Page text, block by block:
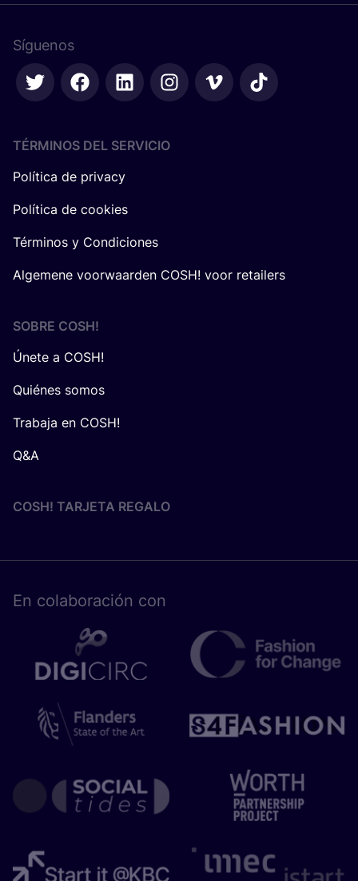
Síguenos
TÉRMINOS DEL SERVICIO
Política de privacy
Política de cookies
Términos y Condiciones
Algemene voorwaarden COSH! voor retailers
SOBRE COSH!
Únete a COSH!
Quiénes somos
Trabaja en COSH!
Q&A
COSH! TARJETA REGALO
En cola­bo­ra­ción con